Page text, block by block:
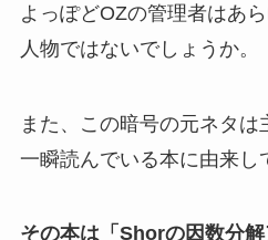
よっぽどOZの管理者はあ
人物ではないでしょうか。
また、この暗号の元ネタ
一瞬読んでいる本に由来し
その本は「Shorの因数分解